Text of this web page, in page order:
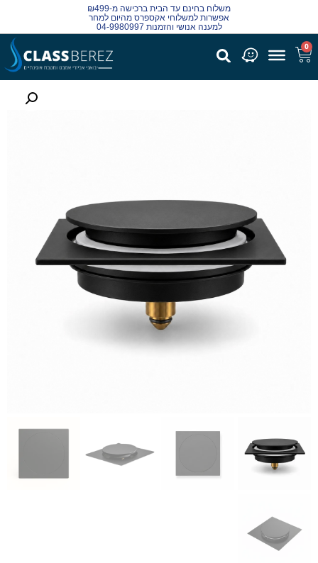
משלוח בחינם עד הבית ברכישה מ-₪499
אפשרות למשלוחי אקספרס מהיום למחר
למענה אנושי והזמנות 04-9980997
0